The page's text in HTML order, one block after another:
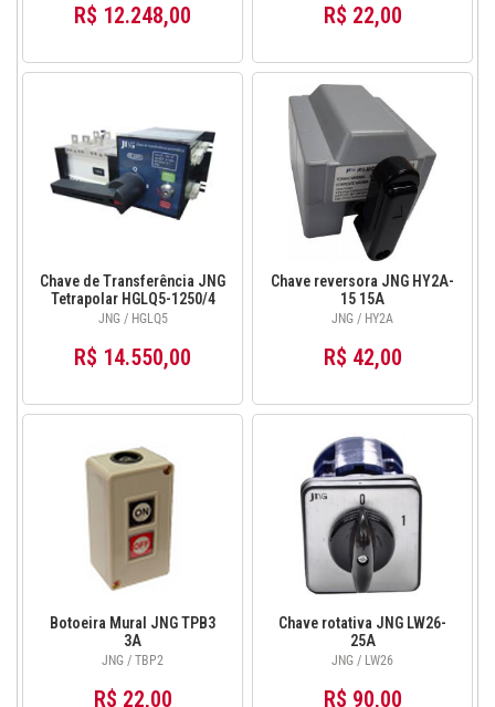
R$ 12.248,00 R$ 22,00
Chave de Transferência JNG
Tetrapolar HGLQ5-1250/4
1250A
JNG / HGLQ5
R$ 14.550,00
Chave reversora JNG HY2A-
15 15A
JNG / HY2A
R$ 42,00
Botoeira Mural JNG TPB3
3A
JNG / TBP2
R$ 22,00
Chave rotativa JNG LW26-
25A
JNG / LW26
R$ 90,00